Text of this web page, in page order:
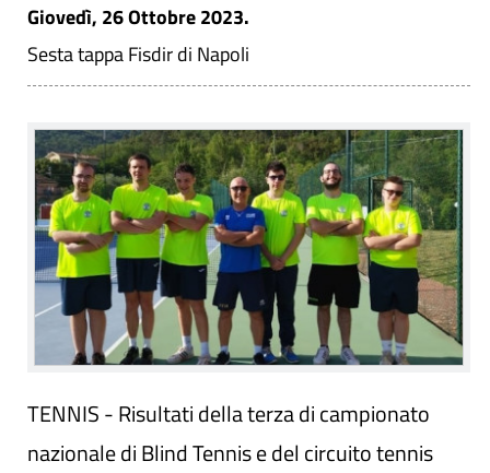
Giovedì, 26 Ottobre 2023.
Sesta tappa Fisdir di Napoli
TENNIS - Risultati della terza di campionato
nazionale di Blind Tennis e del circuito tennis